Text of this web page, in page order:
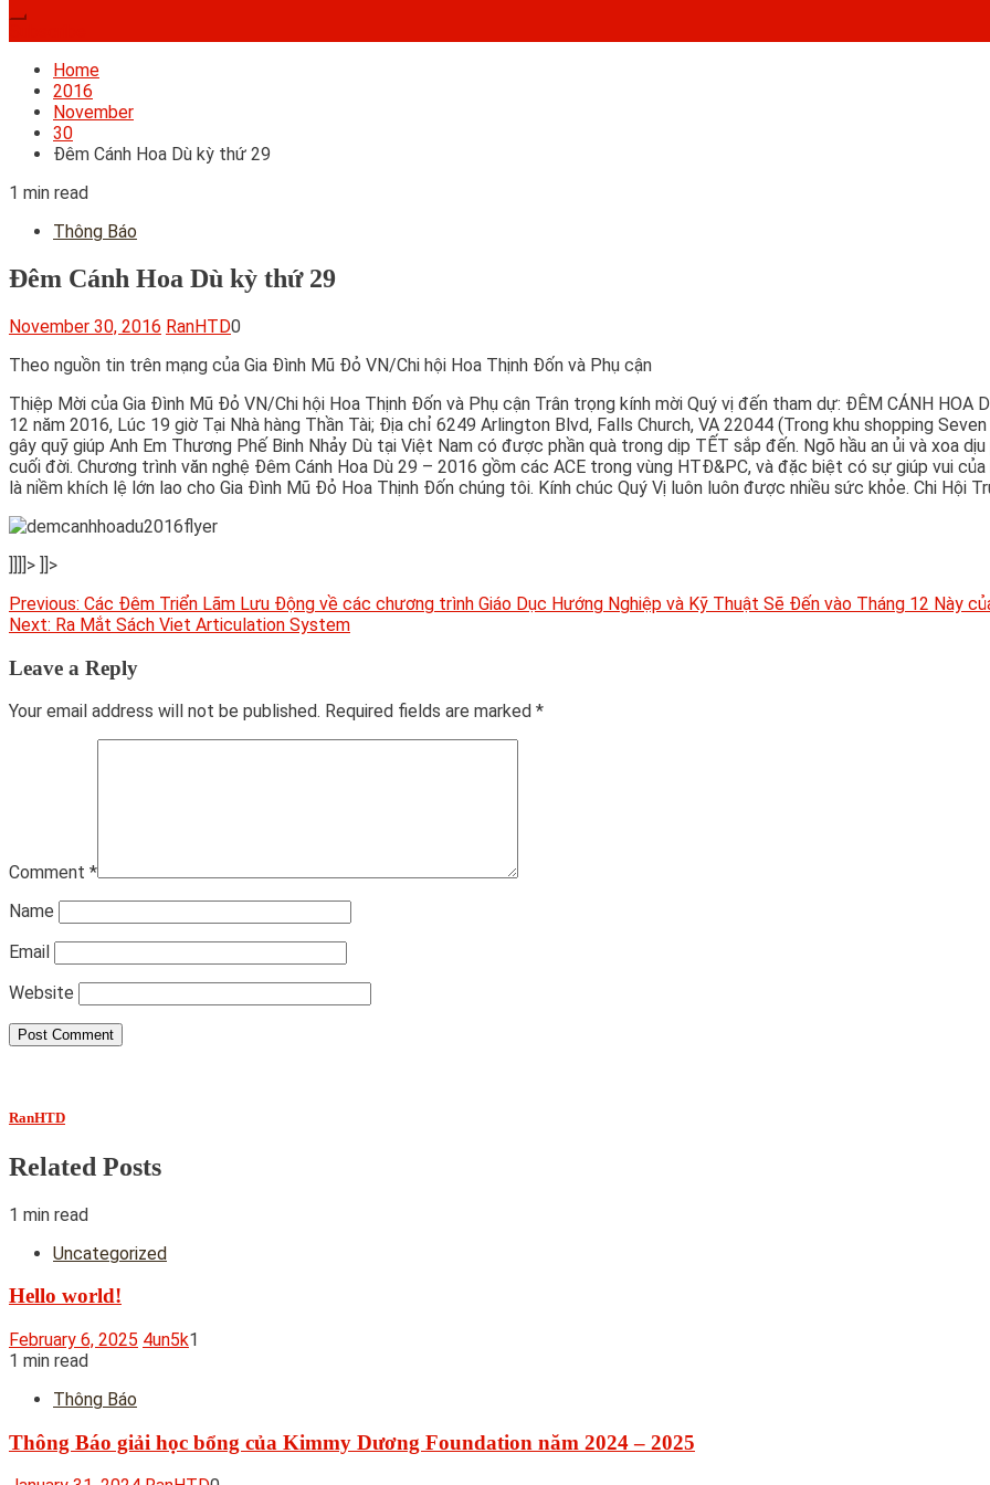
Home
2016
November
30
Đêm Cánh Hoa Dù kỳ thứ 29
1 min read
Thông Báo
Đêm Cánh Hoa Dù kỳ thứ 29
November 30, 2016 RanHTD0
Theo nguồn tin trên mạng của Gia Đình Mũ Đỏ VN/Chi hội Hoa Thịnh Đốn và Phụ cận
Thiệp Mời của Gia Đình Mũ Đỏ VN/Chi hội Hoa Thịnh Đốn và Phụ cận Trân trọng kính mời Quý vị đến tham dự: ĐÊM CÁNH
12 năm 2016, Lúc 19 giờ Tại Nhà hàng Thần Tài; Địa chỉ 6249 Arlington Blvd, Falls Church, VA 22044 (Trong khu shopping
gây quỹ giúp Anh Em Thương Phế Binh Nhảy Dù tại Việt Nam có được phần quà trong dịp TẾT sắp đến. Ngõ hầu an ủi và xoa
cuối đời. Chương trình văn nghệ Đêm Cánh Hoa Dù 29 – 2016 gồm các ACE trong vùng HTĐ&PC, và đặc biệt có sự giúp vui
là niềm khích lệ lớn lao cho Gia Đình Mũ Đỏ Hoa Thịnh Đốn chúng tôi. Kính chúc Quý Vị luôn luôn được nhiều sức khỏe. Chi Hội
]]]]> ]]>
Post
navigation
Previous: Các Đêm Triển Lãm Lưu Động về các chương trình Giáo Dục Hướng Nghiệp và Kỹ Thuật Sẽ Đến vào Tháng 12 Này
Next: Ra Mắt Sách Viet Articulation System
Leave a Reply
Your email address will not be published. Required fields are marked *
Comment *
Name
Email
Website
RanHTD
Related Posts
1 min read
Uncategorized
Hello world!
February 6, 2025 4un5k1
1 min read
Thông Báo
Thông Báo giải học bổng của Kimmy Dương Foundation năm 2024 – 2025